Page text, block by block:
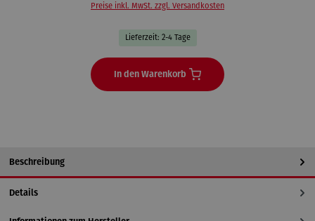
Preise inkl. MwSt. zzgl. Versandkosten
Lieferzeit: 2-4 Tage
In den Warenkorb
Beschreibung
Details